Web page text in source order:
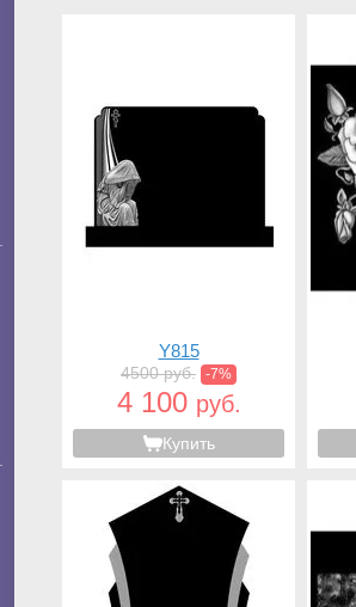
Y815
4500 руб. -7%
4 100 руб.
Купить